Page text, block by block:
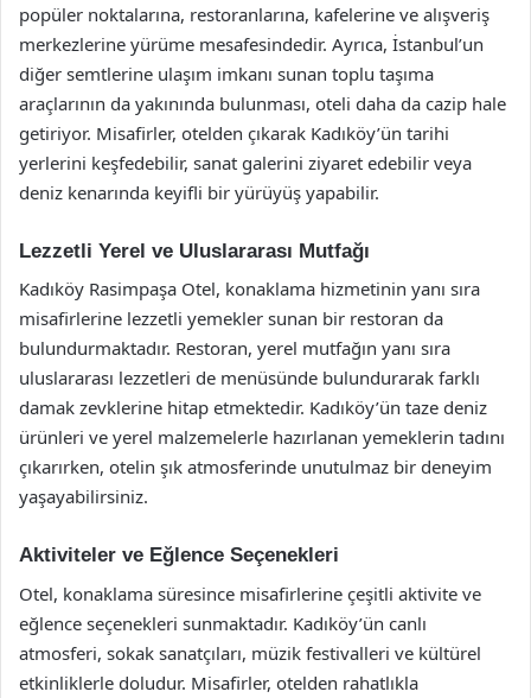
popüler noktalarına, restoranlarına, kafelerine ve alışveriş
merkezlerine yürüme mesafesindedir. Ayrıca, İstanbul’un
diğer semtlerine ulaşım imkanı sunan toplu taşıma
araçlarının da yakınında bulunması, oteli daha da cazip hale
getiriyor. Misafirler, otelden çıkarak Kadıköy’ün tarihi
yerlerini keşfedebilir, sanat galerini ziyaret edebilir veya
deniz kenarında keyifli bir yürüyüş yapabilir.
Lezzetli Yerel ve Uluslararası Mutfağı
Kadıköy Rasimpaşa Otel, konaklama hizmetinin yanı sıra
misafirlerine lezzetli yemekler sunan bir restoran da
bulundurmaktadır. Restoran, yerel mutfağın yanı sıra
uluslararası lezzetleri de menüsünde bulundurarak farklı
damak zevklerine hitap etmektedir. Kadıköy’ün taze deniz
ürünleri ve yerel malzemelerle hazırlanan yemeklerin tadını
çıkarırken, otelin şık atmosferinde unutulmaz bir deneyim
yaşayabilirsiniz.
Aktiviteler ve Eğlence Seçenekleri
Otel, konaklama süresince misafirlerine çeşitli aktivite ve
eğlence seçenekleri sunmaktadır. Kadıköy’ün canlı
atmosferi, sokak sanatçıları, müzik festivalleri ve kültürel
etkinliklerle doludur. Misafirler, otelden rahatlıkla